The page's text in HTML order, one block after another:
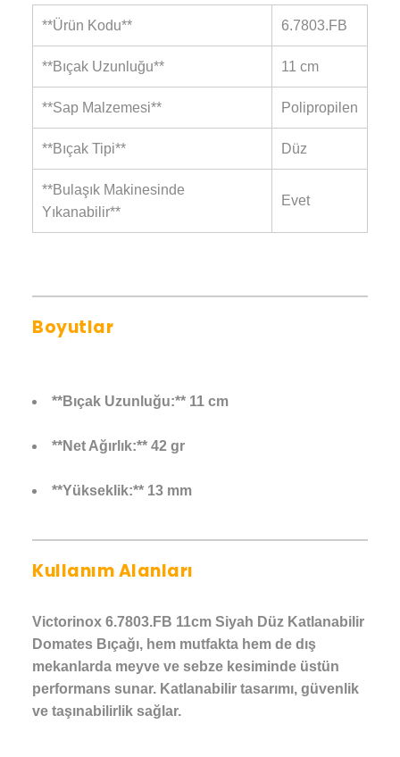
**Ürün Kodu** 6.7803.FB
**Bıçak Uzunluğu** 11 cm
**Sap Malzemesi** Polipropilen
**Bıçak Tipi** Düz
**Bulaşık Makinesinde
Yıkanabilir**
Evet
Boyutlar
**Bıçak Uzunluğu:** 11 cm
**Net Ağırlık:** 42 gr
**Yükseklik:** 13 mm
Kullanım Alanları
Victorinox 6.7803.FB 11cm Siyah Düz Katlanabilir
Domates Bıçağı, hem mutfakta hem de dış
mekanlarda meyve ve sebze kesiminde üstün
performans sunar. Katlanabilir tasarımı, güvenlik
ve taşınabilirlik sağlar.